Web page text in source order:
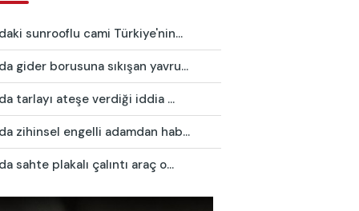
sunrooflu cami Türkiye'nin...
gider borusuna sıkışan yavru...
tarlayı ateşe verdiği iddia ...
zihinsel engelli adamdan hab...
sahte plakalı çalıntı araç o...